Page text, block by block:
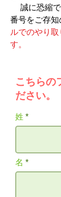
誠に恐縮
番号をご存知
ルでのやり
す。
こちらの
ださい。
姓
名